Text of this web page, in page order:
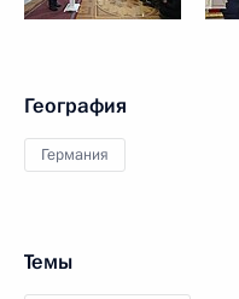
География
Германия
Темы